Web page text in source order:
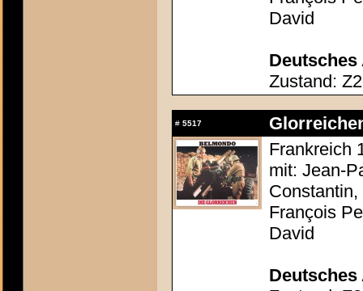
David
Deutsches
Zustand: Z2
# 5517
Frankreich
mit: Jean-
François
David
Deutsches